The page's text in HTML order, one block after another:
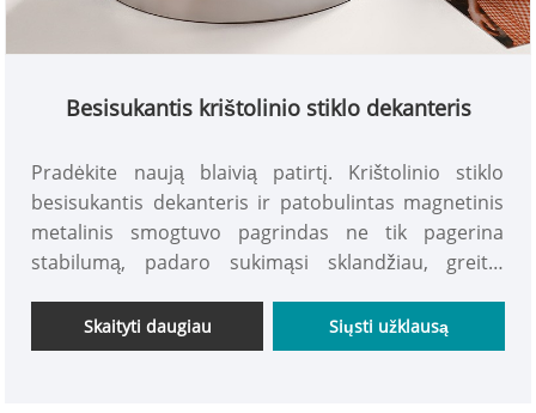
Besisukantis krištolinio stiklo dekanteris
Pradėkite naują blaivią patirtį. Krištolinio stiklo
besisukantis dekanteris ir patobulintas magnetinis
metalinis smogtuvo pagrindas ne tik pagerina
stabilumą, padaro sukimąsi sklandžiau, greitai
tikrąją puikaus vyno prigimtį, pagamintą iš
krištolinio stiklo, skaidraus ir ryškaus, suteikiančio
Skaityti daugiau Siųsti užklausą